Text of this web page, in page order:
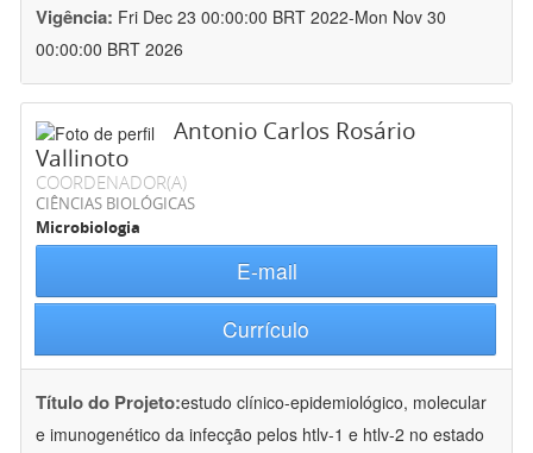
Vigência: Fri Dec 23 00:00:00 BRT 2022-Mon Nov 30
00:00:00 BRT 2026
Antonio Carlos Rosário
Vallinoto
COORDENADOR(A)
CIÊNCIAS BIOLÓGICAS
Microbiologia
E-mail
Currículo
Título do Projeto:estudo clínico-epidemiológico, molecular
e imunogenético da infecção pelos htlv-1 e htlv-2 no estado